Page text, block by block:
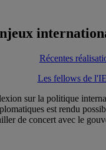
Récentes
Les fellows de
sur la politique
est rendu
de concert avec le